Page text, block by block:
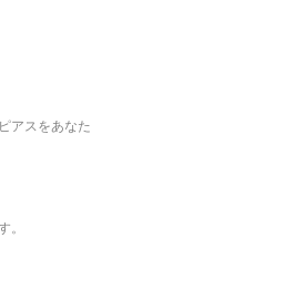
アスをあなた
。